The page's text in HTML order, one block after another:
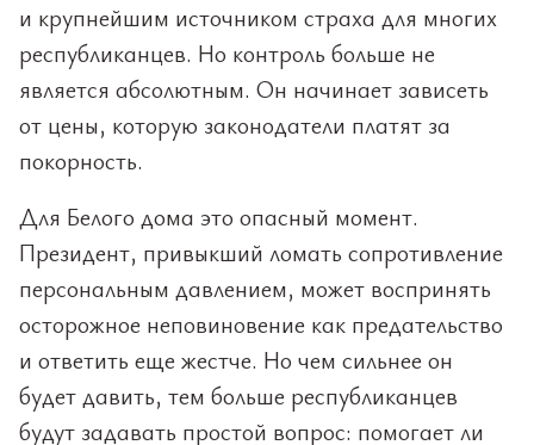
и крупнейшим источником страха для многих
республиканцев. Но контроль больше не
является абсолютным. Он начинает зависеть
от цены, которую законодатели платят за
покорность.
Для Белого дома это опасный момент.
Президент, привыкший ломать сопротивление
персональным давлением, может воспринять
осторожное неповиновение как предательство
и ответить еще жестче. Но чем сильнее он
будет давить, тем больше республиканцев
будут задавать простой вопрос: помогает ли